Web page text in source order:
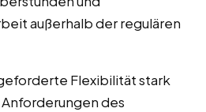
außerhalb der regulären
Flexibilität stark
des